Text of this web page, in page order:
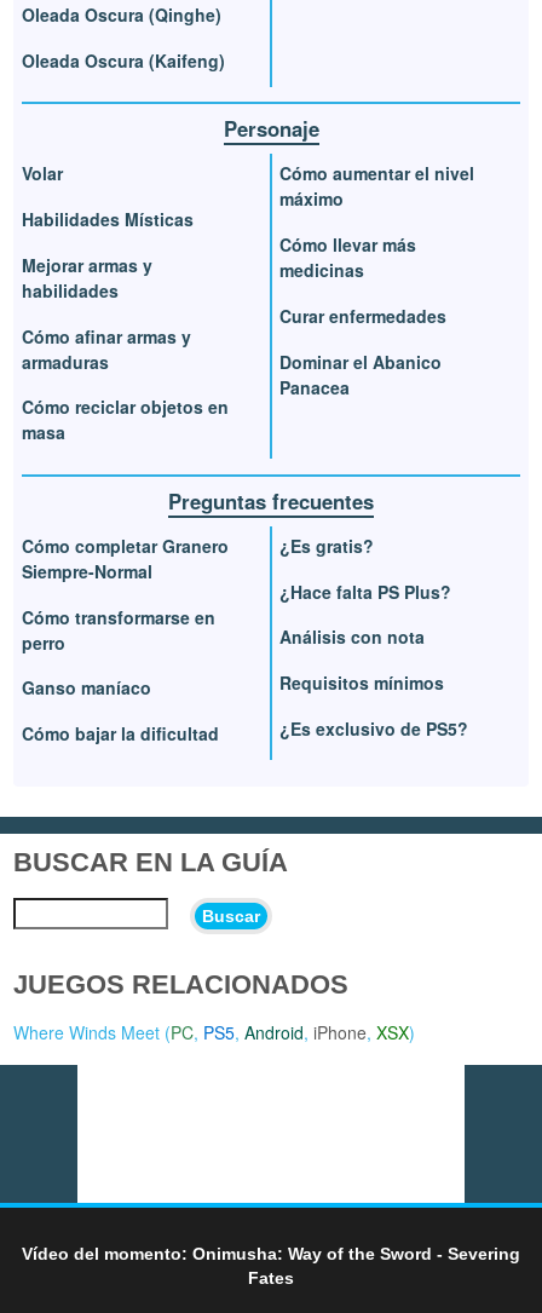
Oleada Oscura (Qinghe)
Oleada Oscura (Kaifeng)
Personaje
Volar
Habilidades Místicas
Mejorar armas y
habilidades
Cómo afinar armas y
armaduras
Cómo reciclar objetos en
masa
Cómo aumentar el nivel
máximo
Cómo llevar más
medicinas
Curar enfermedades
Dominar el Abanico
Panacea
Preguntas frecuentes
Cómo completar Granero
Siempre-Normal
Cómo transformarse en
perro
Ganso maníaco
Cómo bajar la dificultad
¿Es gratis?
¿Hace falta PS Plus?
Análisis con nota
Requisitos mínimos
¿Es exclusivo de PS5?
BUSCAR EN LA GUÍA
Buscar
JUEGOS RELACIONADOS
Where Winds Meet (PC, PS5,Android,iPhone,XSX)
Vídeo del momento: Onimusha: Way of the Sword - Severing
Fates